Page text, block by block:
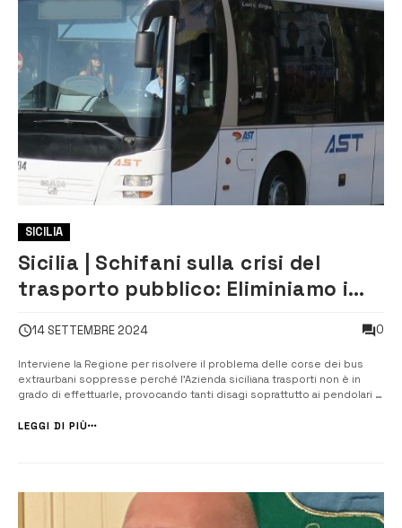
SICILIA
Sicilia | Schifani sulla crisi del
trasporto pubblico: Eliminiamo i
14 SETTEMBRE 2024 0
Interviene la Regione per risolvere il problema delle corse dei bus
extraurbani soppresse perché l’Azienda siciliana trasporti non è in
grado di effettuarle, provocando tanti disagi soprattutto ai pendolari e
a partire da lunedì 16 settembre, alle altre società concession...
LEGGI DI PIÙ